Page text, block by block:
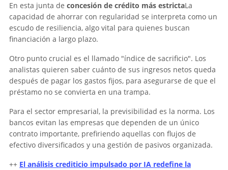
En esta junta de concesión de crédito más estrictaLa
capacidad de ahorrar con regularidad se interpreta como un
escudo de resiliencia, algo vital para quienes buscan
financiación a largo plazo.
Otro punto crucial es el llamado "índice de sacrificio". Los
analistas quieren saber cuánto de sus ingresos netos queda
después de pagar los gastos fijos, para asegurarse de que el
préstamo no se convierta en una trampa.
Para el sector empresarial, la previsibilidad es la norma. Los
bancos evitan las empresas que dependen de un único
contrato importante, prefiriendo aquellas con flujos de
efectivo diversificados y una gestión de pasivos organizada.
++ El análisis crediticio impulsado por IA redefine la